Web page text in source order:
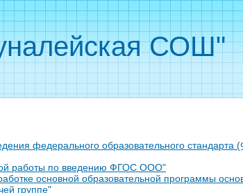
СОШ"
федерального образовательного
работы по введению ФГОС ООО"
основной образовательной программы
группе"